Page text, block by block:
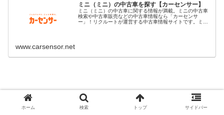
ミニ（ミニ）の中古車を探す【カーセンサー】
ミニ（ミニ）の中古車に関する情報が満載。ミニの中古車
検索や中古車販売などの中古車情報なら「カーセンサ
ー」！リクルートが運営する中古車情報サイトです。ミニ
www.carsensor.net
ホーム 検索 トップ サイドバー